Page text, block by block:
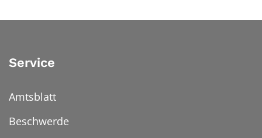
Service
Amtsblatt
Beschwerde